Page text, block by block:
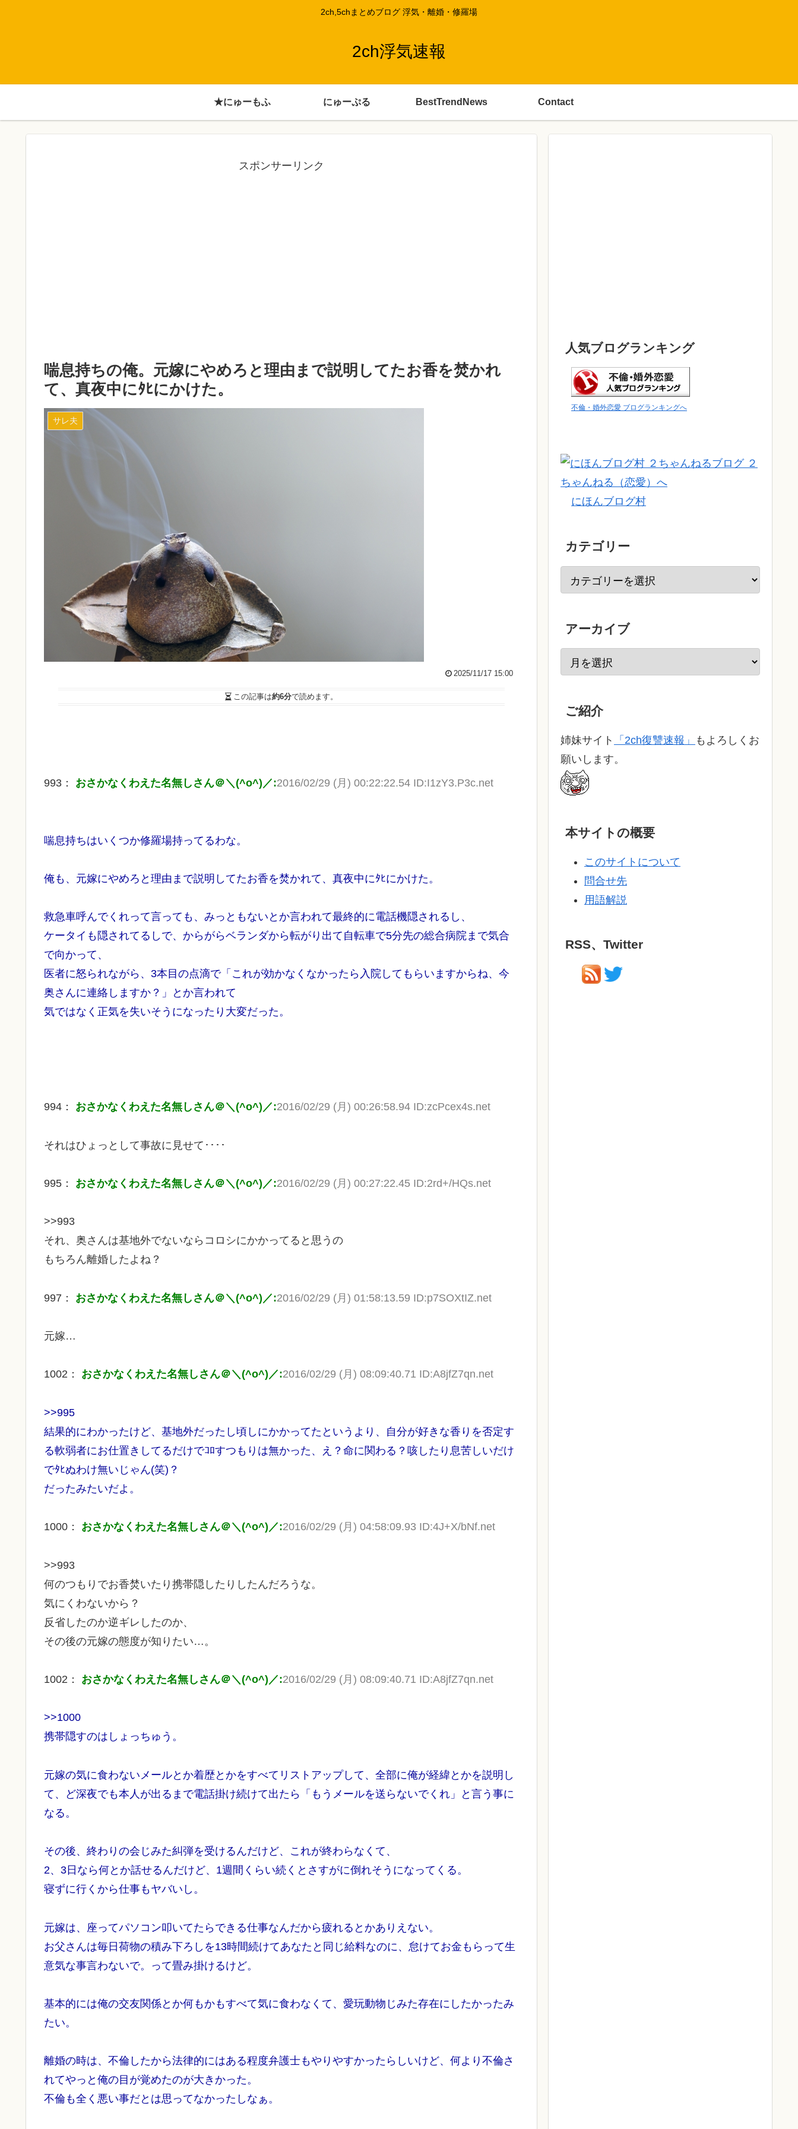
2ch,5chまとめブログ 浮気・離婚・修羅場
2ch浮気速報
★にゅーもふ にゅーぷる BestTrendNews Contact
スポンサーリンク
喘息持ちの俺。元嫁にやめろと理由まで説明してたお香を焚かれ
て、真夜中にﾀﾋにかけた。
サレ夫
2025/11/17 15:00
この記事は約6分で読めます。
993： おさかなくわえた名無しさん＠＼(^o^)／:2016/02/29 (月) 00:22:22.54 ID:I1zY3.P3c.net
喘息持ちはいくつか修羅場持ってるわな。
俺も、元嫁にやめろと理由まで説明してたお香を焚かれて、真夜中にﾀﾋにかけた。
救急車呼んでくれって言っても、みっともないとか言われて最終的に電話機隠されるし、
ケータイも隠されてるしで、からがらベランダから転がり出て自転車で5分先の総合病院まで気合
で向かって、
医者に怒られながら、3本目の点滴で「これが効かなくなかったら入院してもらいますからね、今
奥さんに連絡しますか？」とか言われて
気ではなく正気を失いそうになったり大変だった。
994： おさかなくわえた名無しさん＠＼(^o^)／:2016/02/29 (月) 00:26:58.94 ID:zcPcex4s.net
それはひょっとして事故に見せて････
995： おさかなくわえた名無しさん＠＼(^o^)／:2016/02/29 (月) 00:27:22.45 ID:2rd+/HQs.net
>>993
それ、奥さんは基地外でないならコロシにかかってると思うの
もちろん離婚したよね？
997： おさかなくわえた名無しさん＠＼(^o^)／:2016/02/29 (月) 01:58:13.59 ID:p7SOXtIZ.net
元嫁…
1002： おさかなくわえた名無しさん＠＼(^o^)／:2016/02/29 (月) 08:09:40.71 ID:A8jfZ7qn.net
>>995
結果的にわかったけど、基地外だったし頃しにかかってたというより、自分が好きな香りを否定す
る軟弱者にお仕置きしてるだけでｺﾛすつもりは無かった、え？命に関わる？咳したり息苦しいだけ
でﾀﾋぬわけ無いじゃん(笑)？
だったみたいだよ。
1000： おさかなくわえた名無しさん＠＼(^o^)／:2016/02/29 (月) 04:58:09.93 ID:4J+X/bNf.net
>>993
何のつもりでお香焚いたり携帯隠したりしたんだろうな。
気にくわないから？
反省したのか逆ギレしたのか、
その後の元嫁の態度が知りたい…。
1002： おさかなくわえた名無しさん＠＼(^o^)／:2016/02/29 (月) 08:09:40.71 ID:A8jfZ7qn.net
>>1000
携帯隠すのはしょっちゅう。
元嫁の気に食わないメールとか着歴とかをすべてリストアップして、全部に俺が経緯とかを説明し
て、ど深夜でも本人が出るまで電話掛け続けて出たら「もうメールを送らないでくれ」と言う事に
なる。
その後、終わりの会じみた糾弾を受けるんだけど、これが終わらなくて、
2、3日なら何とか話せるんだけど、1週間くらい続くとさすがに倒れそうになってくる。
寝ずに行くから仕事もヤバいし。
元嫁は、座ってパソコン叩いてたらできる仕事なんだから疲れるとかありえない。
お父さんは毎日荷物の積み下ろしを13時間続けてあなたと同じ給料なのに、怠けてお金もらって生
意気な事言わないで。って畳み掛けるけど。
基本的には俺の交友関係とか何もかもすべて気に食わなくて、愛玩動物じみた存在にしたかったみ
たい。
離婚の時は、不倫したから法律的にはある程度弁護士もやりやすかったらしいけど、何より不倫さ
れてやっと俺の目が覚めたのが大きかった。
不倫も全く悪い事だとは思ってなかったしなぁ。
人気ブログランキング
不倫・婚外恋愛 ブログランキングへ
にほんブログ村
カテゴリー
アーカイブ
ご紹介
姉妹サイト 「2ch復讐速報」
もよろしくお
願いします。
本サイトの概要
このサイトについて
問合せ先
用語解説
RSS、Twitter